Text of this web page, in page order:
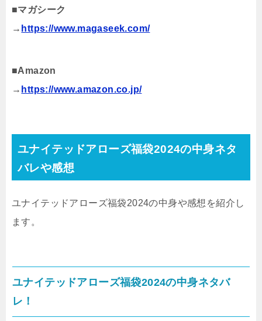
■マガシーク
→ https://www.magaseek.com/
■Amazon
→ https://www.amazon.co.jp/
ユナイテッドアローズ福袋2024の中身ネタ
バレや感想
ユナイテッドアローズ福袋2024の中身や感想を紹介し
ます。
ユナイテッドアローズ福袋2024の中身ネタバ
レ！